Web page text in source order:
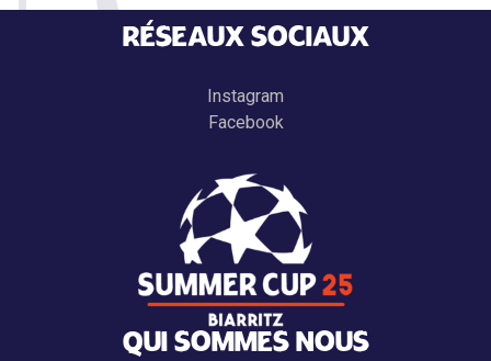
RÉSEAUX SOCIAUX
Instagram
Facebook
QUI SOMMES NOUS